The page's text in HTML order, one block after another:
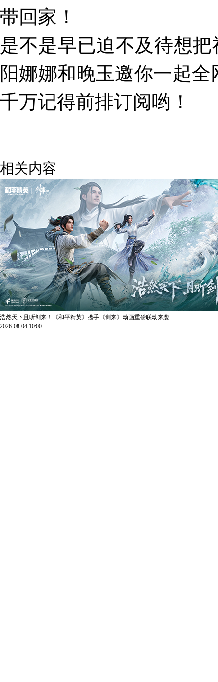
带回家！
是不是早已迫不及待想
阳娜娜和晚玉邀你一起
千万记得前排订阅哟！
相关内容
浩然天下且听剑来！《和平精英》携手《剑来》动画重磅联动来袭
2026-08-04 10:00